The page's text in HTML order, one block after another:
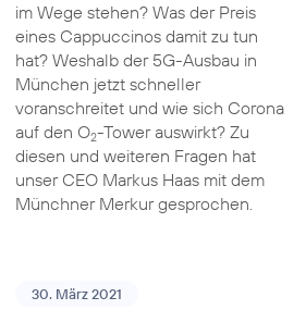
im Wege stehen? Was der Preis
eines Cappuccinos damit zu tun
hat? Weshalb der 5G-Ausbau in
München jetzt schneller
voranschreitet und wie sich Corona
auf den O2-Tower auswirkt? Zu
diesen und weiteren Fragen hat
unser CEO Markus Haas mit dem
Münchner Merkur gesprochen.
30. März 2021